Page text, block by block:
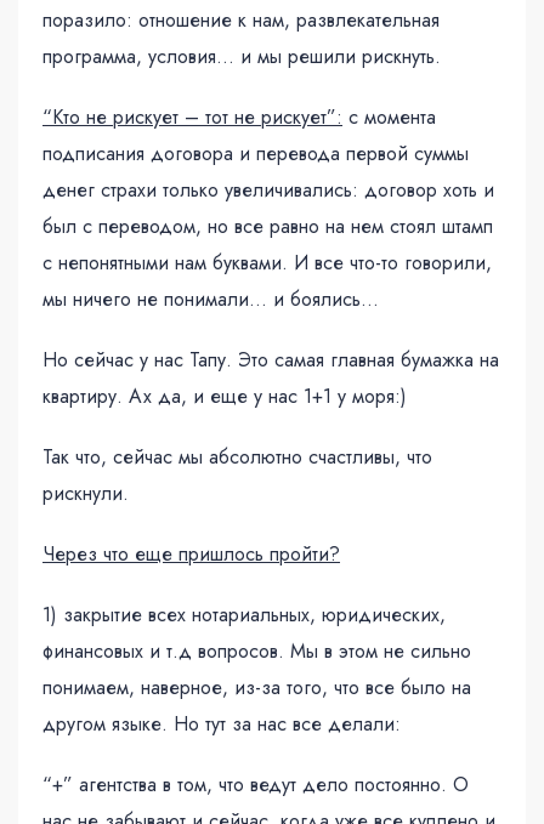
поразило: отношение к нам, развлекательная
программа, условия… и мы решили рискнуть.
“Кто не рискует – тот не рискует”: с момента
подписания договора и перевода первой суммы
денег страхи только увеличивались: договор хоть и
был с переводом, но все равно на нем стоял штамп
с непонятными нам буквами. И все что-то говорили,
мы ничего не понимали… и боялись…
Но сейчас у нас Тапу. Это самая главная бумажка на
квартиру. Ах да, и еще у нас 1+1 у моря:)
Так что, сейчас мы абсолютно счастливы, что
рискнули.
Через что еще пришлось пройти?
1) закрытие всех нотариальных, юридических,
финансовых и т.д вопросов. Мы в этом не сильно
понимаем, наверное, из-за того, что все было на
другом языке. Но тут за нас все делали:
“+” агентства в том, что ведут дело постоянно. О